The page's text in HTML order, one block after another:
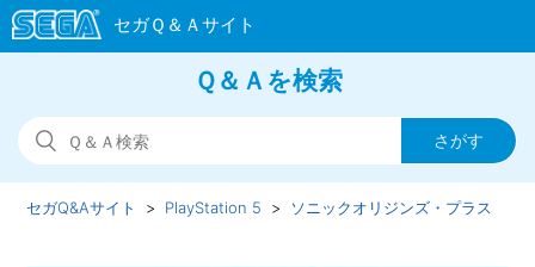
Ｑ＆Ａを検索
セガQ&Aサイト PlayStation 5 ソニックオリジンズ・プラス